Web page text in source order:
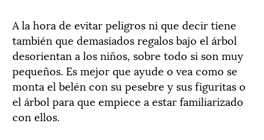
A la hora de evitar peligros ni que decir tiene
también que demasiados regalos bajo el árbol
desorientan a los niños, sobre todo si son muy
pequeños. Es mejor que ayude o vea como se
monta el belén con su pesebre y sus figuritas o
el árbol para que empiece a estar familiarizado
con ellos.